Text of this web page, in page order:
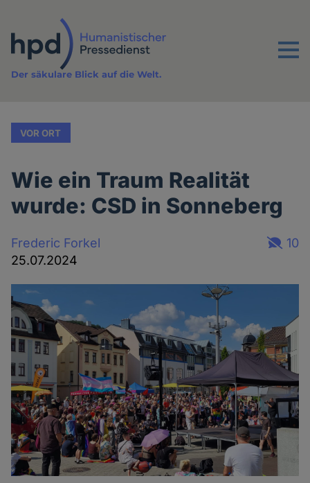
Inhalt
Menu
Der säkulare Blick auf die Welt.
VOR ORT
Wie ein Traum Realität
wurde: CSD in Sonneberg
Frederic Forkel
25.07.2024
10